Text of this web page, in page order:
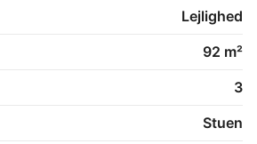
gode værelser med
eller lejeren, der ønsker ekstra
i rolige omgivelser med kort
Lejlighed
92 m²
3
Stuen